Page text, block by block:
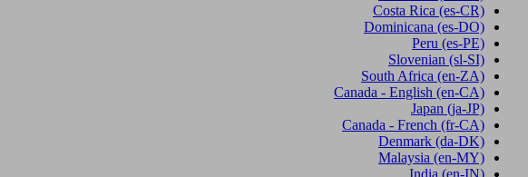
Costa Rica (es-CR)
Dominicana (es-DO)
Peru (es-PE)
Slovenian (sl-SI)
South Africa (en-ZA)
Canada - English (en-CA)
Japan (ja-JP)
Canada - French (fr-CA)
Denmark (da-DK)
Malaysia (en-MY)